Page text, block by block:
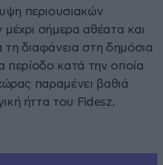
περιουσιακών
σήμερα αθέατα και
διαφάνεια στη δημόσια
περίοδο κατά την οποία
παραμένει βαθιά
ήττα του Fidesz.